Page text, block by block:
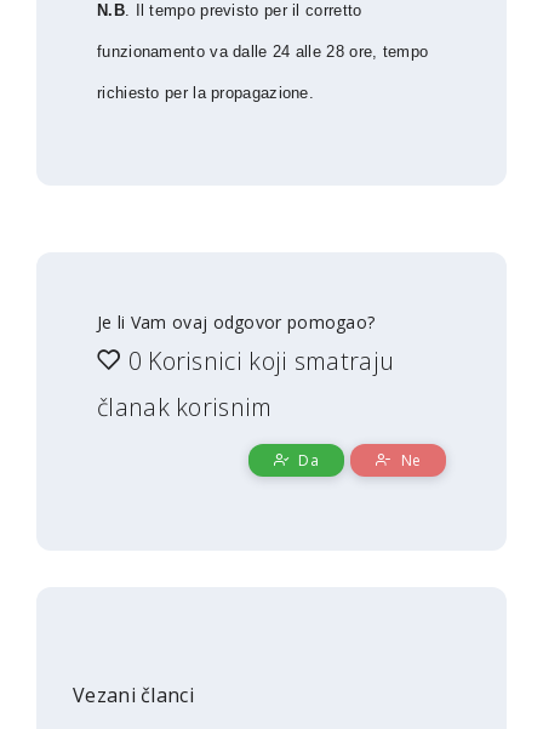
N.B. Il tempo previsto per il corretto
funzionamento va dalle 24 alle 28 ore, tempo
richiesto per la propagazione.
Je li Vam ovaj odgovor pomogao?
0 Korisnici koji smatraju
članak korisnim
Da Ne
Vezani članci